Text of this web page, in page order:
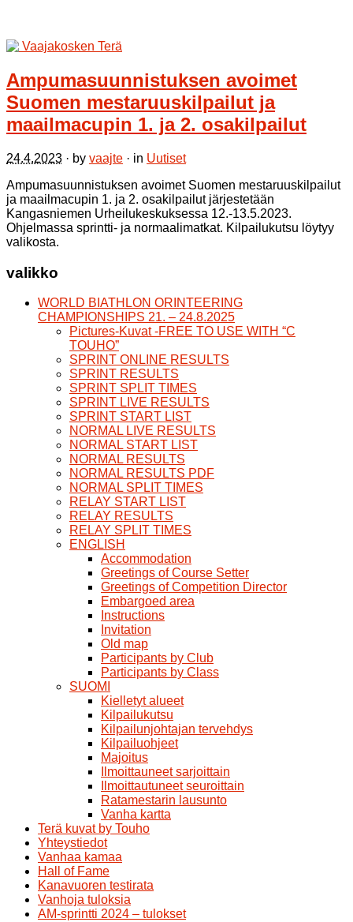
Ampumasuunnistuksen avoimet
Suomen mestaruuskilpailut ja
maailmacupin 1. ja 2. osakilpailut
24.4.2023 · by vaajte · in Uutiset
Ampumasuunnistuksen avoimet Suomen mestaruuskilpailut
ja maailmacupin 1. ja 2. osakilpailut järjestetään
Kangasniemen Urheilukeskuksessa 12.-13.5.2023.
Ohjelmassa sprintti- ja normaalimatkat. Kilpailukutsu löytyy
valikosta.
valikko
WORLD BIATHLON ORINTEERING
CHAMPIONSHIPS 21. – 24.8.2025
Pictures-Kuvat -FREE TO USE WITH “C
TOUHO”
SPRINT ONLINE RESULTS
SPRINT RESULTS
SPRINT SPLIT TIMES
SPRINT LIVE RESULTS
SPRINT START LIST
NORMAL LIVE RESULTS
NORMAL START LIST
NORMAL RESULTS
NORMAL RESULTS PDF
NORMAL SPLIT TIMES
RELAY START LIST
RELAY RESULTS
RELAY SPLIT TIMES
ENGLISH
Accommodation
Greetings of Course Setter
Greetings of Competition Director
Embargoed area
Instructions
Invitation
Old map
Participants by Club
Participants by Class
SUOMI
Kielletyt alueet
Kilpailukutsu
Kilpailunjohtajan tervehdys
Kilpailuohjeet
Majoitus
Ilmoittauneet sarjoittain
Ilmoittautuneet seuroittain
Ratamestarin lausunto
Vanha kartta
Terä kuvat by Touho
Yhteystiedot
Vanhaa kamaa
Hall of Fame
Kanavuoren testirata
Vanhoja tuloksia
AM-sprintti 2024 – tulokset